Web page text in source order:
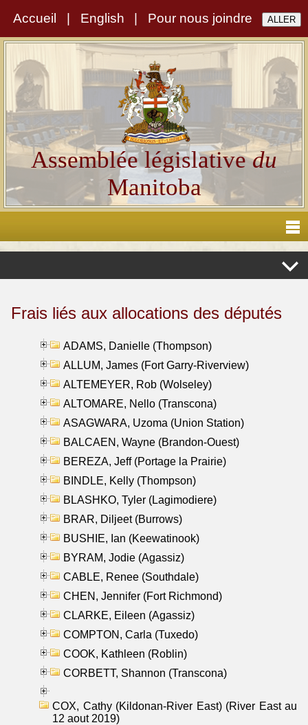
Accueil English Pour nous joindre
Assemblée législativedu
Manitoba
Frais liés aux allocations des députés
ADAMS, Danielle (Thompson)
ALLUM, James (Fort Garry-Riverview)
ALTEMEYER, Rob (Wolseley)
ALTOMARE, Nello (Transcona)
ASAGWARA, Uzoma (Union Station)
BALCAEN, Wayne (Brandon-Ouest)
BEREZA, Jeff (Portage la Prairie)
BINDLE, Kelly (Thompson)
BLASHKO, Tyler (Lagimodiere)
BRAR, Diljeet (Burrows)
BUSHIE, Ian (Keewatinook)
BYRAM, Jodie (Agassiz)
CABLE, Renee (Southdale)
CHEN, Jennifer (Fort Richmond)
CLARKE, Eileen (Agassiz)
COMPTON, Carla (Tuxedo)
COOK, Kathleen (Roblin)
CORBETT, Shannon (Transcona)
COX, Cathy (Kildonan-River East) (River East au
12 aout 2019)